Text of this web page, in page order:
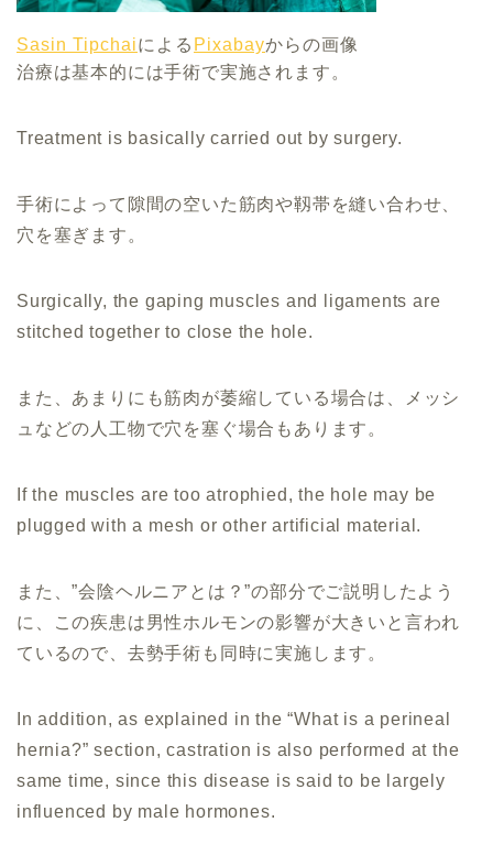
Sasin Tipchaiによる Pixabayからの画像
治療は基本的には手術で実施されます。
Treatment is basically carried out by surgery.
手術によって隙間の空いた筋肉や靱帯を縫い合わせ、
穴を塞ぎます。
Surgically, the gaping muscles and ligaments are
stitched together to close the hole.
また、あまりにも筋肉が萎縮している場合は、メッシ
ュなどの人工物で穴を塞ぐ場合もあります。
If the muscles are too atrophied, the hole may be
plugged with a mesh or other artificial material.
また、”会陰ヘルニアとは？”の部分でご説明したよう
に、この疾患は男性ホルモンの影響が大きいと言われ
ているので、去勢手術も同時に実施します。
In addition, as explained in the “What is a perineal
hernia?” section, castration is also performed at the
same time, since this disease is said to be largely
influenced by male hormones.